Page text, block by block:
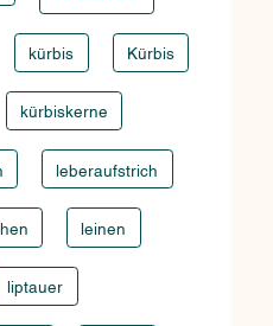
kürbis Kürbis
kürbiskerne
leberaufstrich
leinen
liptauer